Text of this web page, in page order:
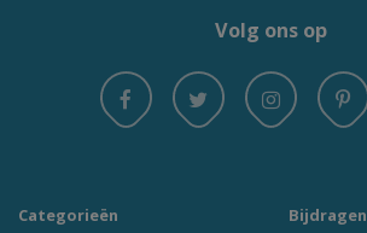
Volg ons op
Categorieën
Bijdragen